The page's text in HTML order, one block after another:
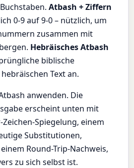
Atbash + Ziffern
0-9 auf 9-0 – nützlich, um
zusammen mit
Hebräisches Atbash
biblische
Text an.
anwenden. Die
erscheint unten mit
Spiegelung, einem
Substitutionen,
Round-Trip-Nachweis,
zu sich selbst ist.